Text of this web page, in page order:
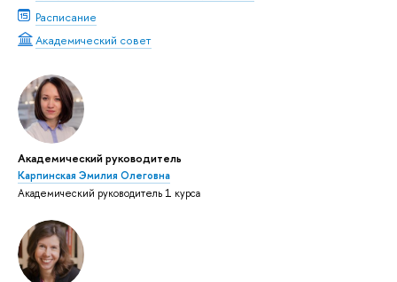
Расписание
Академический совет
Академический руководитель
Карпинская Эмилия Олеговна
Академический руководитель 1 курса